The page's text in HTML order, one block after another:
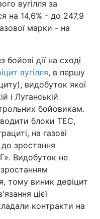
вугілля за
на 14,6% - до 247,9
марки - на
бойові дії на сході
вугілля, в першу
видобуток якої
і Луганській
бойовикам.
блоки ТЕС,
на газові
зростання
Видобуток не
тому виник дефіцит
цієї
контракти на